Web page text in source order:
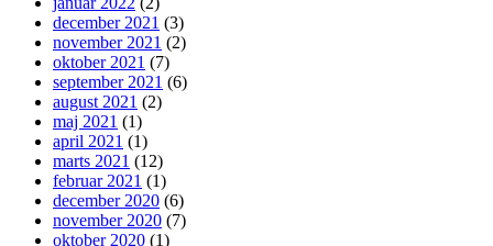
december 2021 (3)
november 2021 (2)
oktober 2021 (7)
september 2021 (6)
august 2021 (2)
maj 2021 (1)
april 2021 (1)
marts 2021 (12)
februar 2021 (1)
december 2020 (6)
november 2020 (7)
oktober 2020 (1)